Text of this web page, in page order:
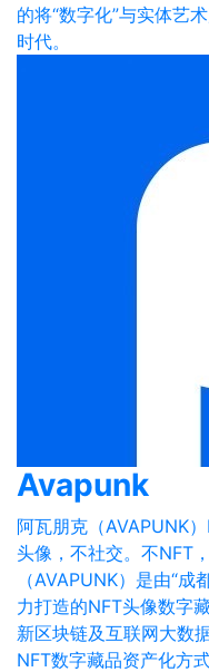
的将“数字化”与实体艺
时代。
Avapunk
阿瓦朋克（AVAPUNK
头像，不社交。不NFT
（AVAPUNK）是由“
力打造的NFT头像数字
新区块链及互联网大数
NFT数字藏品资产化方